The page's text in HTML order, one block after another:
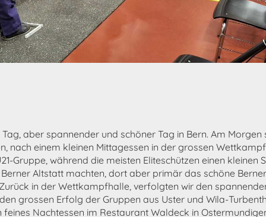
aber spannender und schöner Tag in Bern. Am Morgen
nach einem kleinen Mittagessen in der grossen
Gruppe, während die meisten Eliteschützen einen kleinen
Altstatt machten, dort aber primär das schöne
in der Wettkampfhalle, verfolgten wir den
grossen Erfolg der Gruppen aus Uster und Wila-
feines Nachtessen im Restaurant Waldeck in